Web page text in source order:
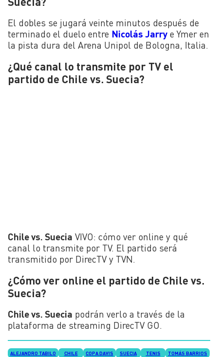
El dobles se jugará veinte minutos después de
terminado el duelo entre Nicolás Jarry e Ymer en
la pista dura del Arena Unipol de Bologna, Italia.
¿Qué canal lo transmite por TV el
partido de Chile vs. Suecia?
Chile vs. Suecia VIVO: cómo ver online y qué
canal lo transmite por TV. El partido será
transmitido por DirecTV y TVN.
¿Cómo ver online el partido de Chile vs.
Suecia?
Chile vs. Suecia podrán verlo a través de la
plataforma de streaming DirecTV GO.
ALEJANDRO TABILO CHILE COPA DAVIS SUECIA TENIS TOMÁS BARRIOS